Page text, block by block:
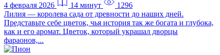
4 февраля 2026 14 минут
1296
Лилия — королева сада от древности до наших дней.
Представьте себе цветок, чья история так же богата и глубока,
как и его аромат. Цветок, который украшал дворцы
фараонов,...